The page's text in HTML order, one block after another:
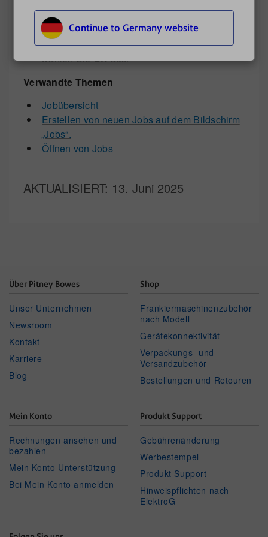
Continue to Germany website
aus.
Wählen SieSpeichern unter.
Geben Sie den neuen Jobnamen ein, und
wählen SieOKaus.
Verwandte Themen
Jobübersicht
Erstellen von neuen Jobs auf dem Bildschirm
„Jobs“.
Öffnen von Jobs
AKTUALISIERT: 13. Juni 2025
Über Pitney Bowes
Unser Unternehmen
Newsroom
Kontakt
Karriere
Blog
Shop
Frankiermaschinenzubehör
nach Modell
Gerätekonnektivität
Verpackungs- und
Versandzubehör
Bestellungen und Retouren
Mein Konto
Rechnungen ansehen und
bezahlen
Mein Konto Unterstützung
Bei Mein Konto anmelden
Produkt Support
Gebührenänderung
Werbestempel
Produkt Support
Hinweispflichten nach
ElektroG